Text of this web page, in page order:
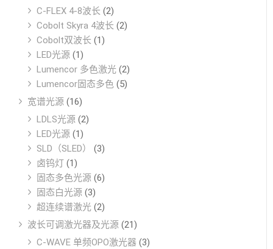
C-FLEX 4-8波长 (2)
Cobolt Skyra 4波长 (2)
Cobolt双波长 (1)
LED光源 (1)
Lumencor 多色激光 (2)
Lumencor固态多色 (5)
宽谱光源 (16)
LDLS光源 (2)
LED光源 (1)
SLD（SLED）
(3)
卤钨灯 (1)
固态多色光源 (6)
固态白光源 (3)
超连续谱激光 (2)
波长可调激光器及光源 (21)
C-WAVE 单频OPO激光器 (3)